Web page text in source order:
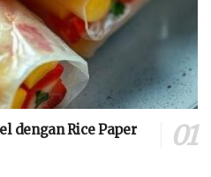
dengan Rice Paper